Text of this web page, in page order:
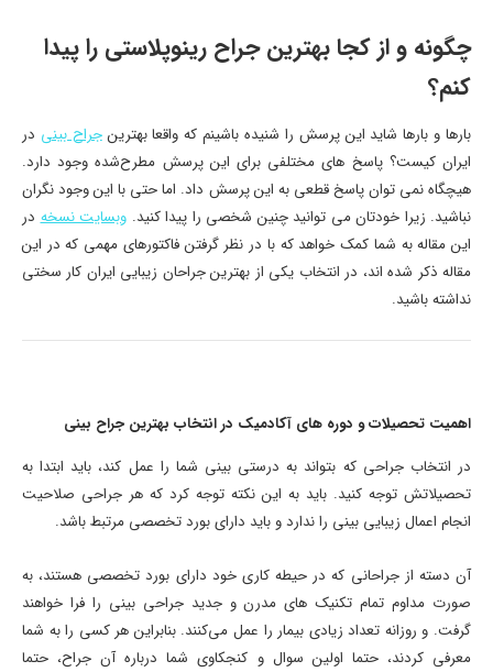
چگونه و از کجا بهترین جراح رینوپلاستی را پیدا
کنم؟
بارها و بارها شاید این پرسش را شنیده باشینم که واقعا بهترینجراح بینی در
ایران کیست؟ پاسخ های مختلفی برای این پرسش مطرح‌شده وجود دارد.
هیچگاه نمی توان پاسخ قطعی به این پرسش داد. اما حتی با این وجود نگران
نباشید. زیرا خودتان می توانید چنین شخصی را پیدا کنید. وبسایت نسخهدر
این مقاله به شما کمک خواهد که با در نظر گرفتن فاکتورهای مهمی که در این
مقاله ذکر شده اند، در انتخاب یکی از بهترین جراحان زیبایی ایران کار سختی
نداشته باشید.
اهمیت تحصیلات و دوره های آکادمیک در انتخاب بهترین جراح بینی
در انتخاب جراحی که بتواند به درستی بینی شما را عمل کند، باید ابتدا به
تحصیلاتش توجه کنید. باید به این نکته توجه کرد که هر جراحی صلاحیت
انجام اعمال زیبایی بینی را ندارد و باید دارای بورد تخصصی مرتبط باشد.
آن دسته از جراحانی که در حیطه کاری خود دارای بورد تخصصی هستند، به
صورت مداوم تمام تکنیک های مدرن و جدید جراحی بینی را فرا خواهند
گرفت. و روزانه تعداد زیادی بیمار را عمل می‌کنند. بنابراین هر کسی را به شما
معرفی کردند، حتما اولین سوال و کنجکاوی شما درباره آن جراح، حتما